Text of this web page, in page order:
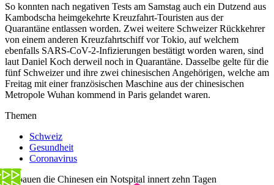
So konnten nach negativen Tests am Samstag auch ein Dutzend aus
Kambodscha heimgekehrte Kreuzfahrt-Touristen aus der
Quarantäne entlassen worden. Zwei weitere Schweizer Rückkehrer
von einem anderen Kreuzfahrtschiff vor Tokio, auf welchem
ebenfalls SARS-CoV-2-Infizierungen bestätigt worden waren, sind
laut Daniel Koch derweil noch in Quarantäne. Dasselbe gelte für die
fünf Schweizer und ihre zwei chinesischen Angehörigen, welche am
Freitag mit einer französischen Maschine aus der chinesischen
Metropole Wuhan kommend in Paris gelandet waren.
Themen
Schweiz
Gesundheit
Coronavirus
So bauen die Chinesen ein Notspital innert zehn Tagen